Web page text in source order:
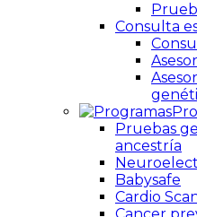
Consulta
Pruebas
ancestría
Babysafe
Cardio